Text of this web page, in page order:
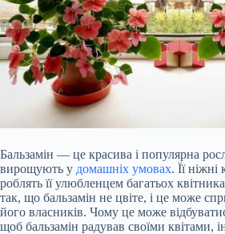
Бальзамін — це красива і популярна
вирощують у домашніх умовах. Її
роблять її улюбленцем багатьох
так, що бальзамін не цвіте, і це може
його власників. Чому це може
щоб бальзамін радував своїми квітами,